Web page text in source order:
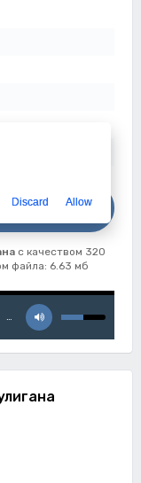
с качеством 320
файла: 6.63 мб
…
Discard Allow